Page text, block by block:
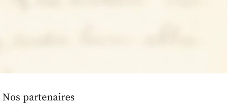
Nos partenaires